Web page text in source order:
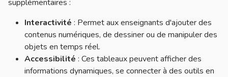
supplémentaires :
Interactivité : Permet aux enseignants d'ajouter des
contenus numériques, de dessiner ou de manipuler des
objets en temps réel.
Accessibilité : Ces tableaux peuvent afficher des
informations dynamiques, se connecter à des outils en